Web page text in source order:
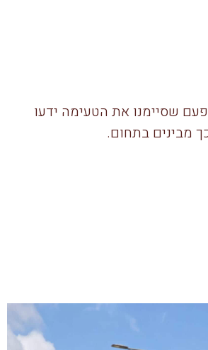
פעם שסיימנו את הטעימה ידעו
מבינים בתחום.